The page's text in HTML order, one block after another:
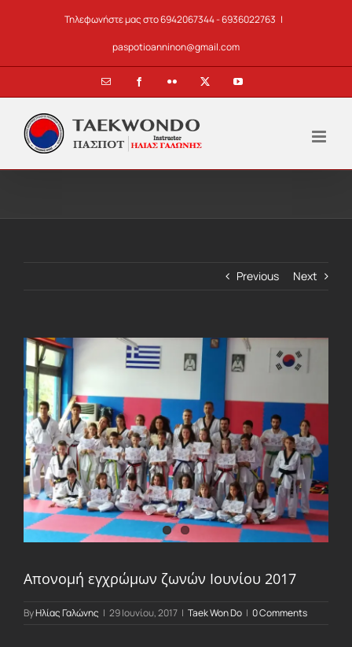
Τηλεφωνήστε μας στο 6942067344 - 6936022763 |
paspotioanninon@gmail.com
Email FacebookFlickr YouTube
Previous Next
View
Larger
Image
Απονομή εγχρώμων ζωνών Ιουνίου 2017
ByΗλίας Γαλώνης | 29 Ιουνίου, 2017 | Taek Won Do | 0 Comments